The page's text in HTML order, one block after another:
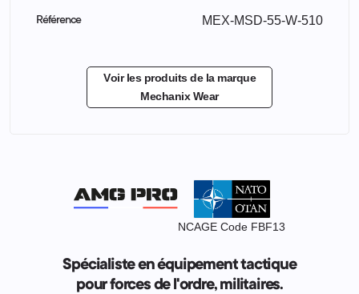
Référence MEX-MSD-55-W-510
Voir les produits de la marque
Mechanix Wear
NCAGE Code FBF13
Spécialiste en équipement tactique
pour forces de l'ordre, militaires.